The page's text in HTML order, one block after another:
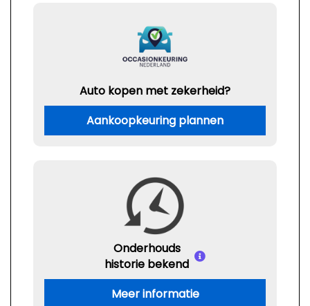
Auto kopen met zekerheid?
Aankoopkeuring plannen
Onderhouds
historie bekend
Meer informatie